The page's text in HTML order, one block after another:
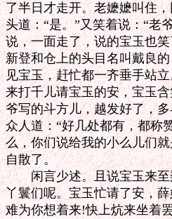
了半日才走开。老嬷嬷叫住
头道：“是。”又笑着说：“老
说，一面走了，说的宝玉也
新登和仓上的头目名叫戴良
见宝玉，赶忙都一齐垂手站
来打千儿请宝玉的安，宝玉
爷写的斗方儿，越发好了，
众人道：“好几处都有，都称
么，你们说给我的小么儿们
自散了。
闲言少述。且说宝玉来至
丫鬟们呢。宝玉忙请了安，
难为你想着来!快上炕来坐着